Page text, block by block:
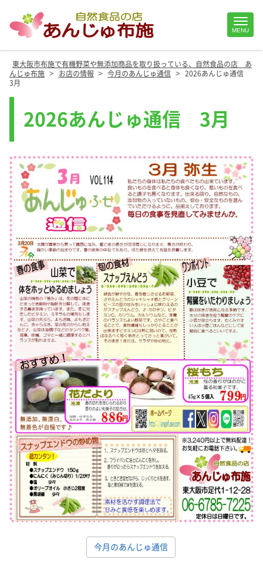
MENU
東大阪市布施で有機野菜や無添加商品を取り扱っている、自然食品の店 あ
んじゅ布施
> お店の情報 > 今月のあんじゅ通信 >
2026あんじゅ通信
3月
2026あんじゅ通信 3月
今月のあんじゅ通信
Site
Footer